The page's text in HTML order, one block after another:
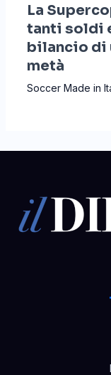
La
tanti soldi
bilancio di
metà
Soccer Made in